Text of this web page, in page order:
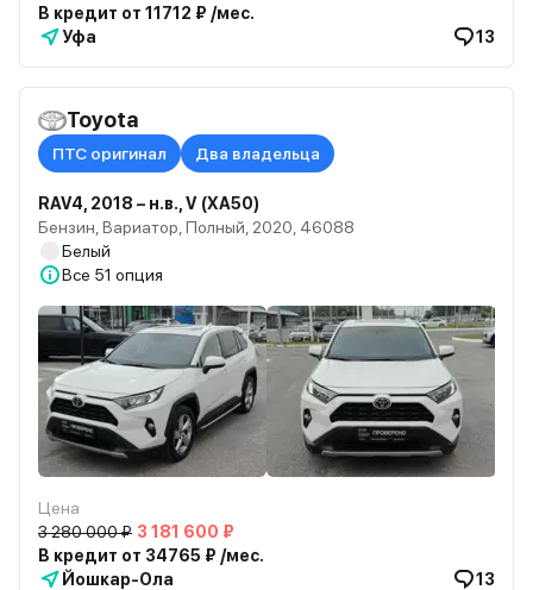
В кредит от 11712 ₽ /мес.
Уфа
13
Toyota
ПТС оригинал Два владельца
RAV4, 2018 – н.в., V (XA50)
Бензин, Вариатор, Полный, 2020, 46088
Белый
Все 51 опция
Цена
3 280 000 ₽ 3 181 600 ₽
В кредит от 34765 ₽ /мес.
Йошкар-Ола
13